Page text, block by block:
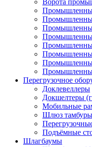
Ворота
Перегрузочное
Доклевеллеры
Докшелтеры
Мобильные
Шлюз тамбуры
Подъёмные
Шлагбаумы